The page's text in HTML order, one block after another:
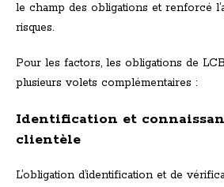
le champ des obligations et renforcé
risques.
Pour les factors, les obligations de
plusieurs volets complémentaires :
Identification et
clientèle
L’obligation d’identification et de